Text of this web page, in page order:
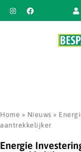
Home » Nieuws »
aantrekkelijker
Energie